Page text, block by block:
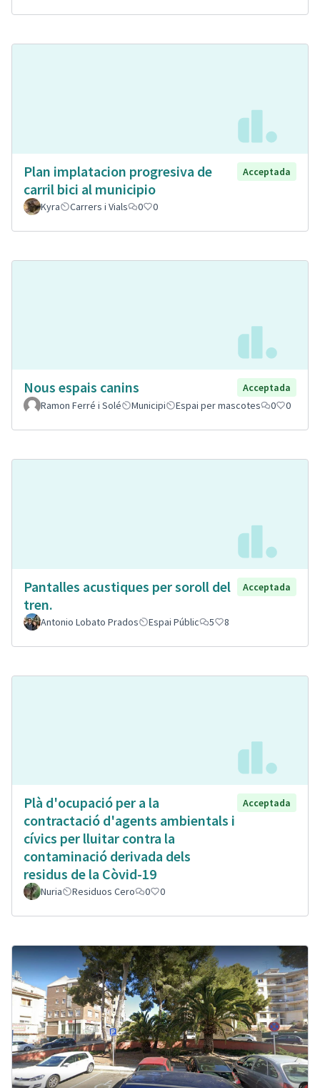
Plan implatacion progresiva de
carril bici al municipio
Acceptada
Kyra Carrers i Vials 0 0
Nous espais canins
Acceptada
Ramon Ferré i Solé
Municipi Espai per mascotes 0 0
Pantalles acustiques per soroll del
tren.
Acceptada
Antonio Lobato Prados Espai Públic 5 8
Plà d'ocupació per a la
contractació d'agents ambientals i
cívics per lluitar contra la
contaminació derivada dels
residus de la Còvid-19
Acceptada
Nuria Residuos Cero 0 0